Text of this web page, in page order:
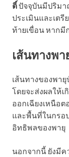
ติ์ปัจจุบันมีปริมา
ประเมินและเต
ท้ายเขื่อน หากมี
เส้นทางพ
เส้นทางของพา
โดยจะส่งผลให้
ออกเฉียงเหนือ
และพื้นที่ในกรอ
อิทธิพลของพายุ
นอกจากนี้ ยังมีค